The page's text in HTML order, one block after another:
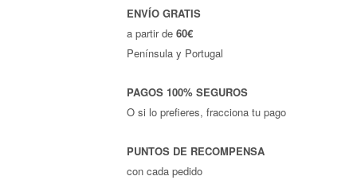
ENVÍO GRATIS
a partir de60€
Península y Portugal
PAGOS 100% SEGUROS
O si lo prefieres, fracciona tu pago
PUNTOS DE RECOMPENSA
con cada pedido